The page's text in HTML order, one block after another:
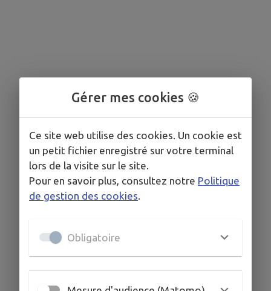
Gérer mes cookies 🍪
Ce site web utilise des cookies. Un cookie est
un petit fichier enregistré sur votre terminal
lors de la visite sur le site.
Pour en savoir plus, consultez notre Politique
de gestion des cookies.
Obligatoire